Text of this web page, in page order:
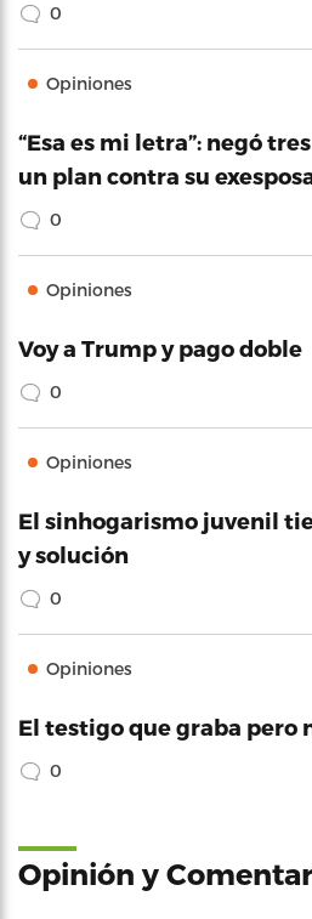
0
Opiniones
“Esa es mi letra”: negó
un plan contra su
0
Opiniones
Voy a Trump y pago doble
0
Opiniones
El sinhogarismo juvenil
y solución
0
Opiniones
El testigo que graba pero
0
Opinión y